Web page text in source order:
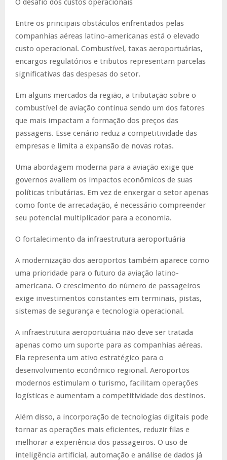
O desafio dos custos operacionais
Entre os principais obstáculos enfrentados pelas
companhias aéreas latino-americanas está o elevado
custo operacional. Combustível, taxas aeroportuárias,
encargos regulatórios e tributos representam parcelas
significativas das despesas do setor.
Em alguns mercados da região, a tributação sobre o
combustível de aviação continua sendo um dos fatores
que mais impactam a formação dos preços das
passagens. Esse cenário reduz a competitividade das
empresas e limita a expansão de novas rotas.
Uma abordagem moderna para a aviação exige que
governos avaliem os impactos econômicos de suas
políticas tributárias. Em vez de enxergar o setor apenas
como fonte de arrecadação, é necessário compreender
seu potencial multiplicador para a economia.
O fortalecimento da infraestrutura aeroportuária
A modernização dos aeroportos também aparece como
uma prioridade para o futuro da aviação latino-
americana. O crescimento do número de passageiros
exige investimentos constantes em terminais, pistas,
sistemas de segurança e tecnologia operacional.
A infraestrutura aeroportuária não deve ser tratada
apenas como um suporte para as companhias aéreas.
Ela representa um ativo estratégico para o
desenvolvimento econômico regional. Aeroportos
modernos estimulam o turismo, facilitam operações
logísticas e aumentam a competitividade dos destinos.
Além disso, a incorporação de tecnologias digitais pode
tornar as operações mais eficientes, reduzir filas e
melhorar a experiência dos passageiros. O uso de
inteligência artificial, automação e análise de dados já